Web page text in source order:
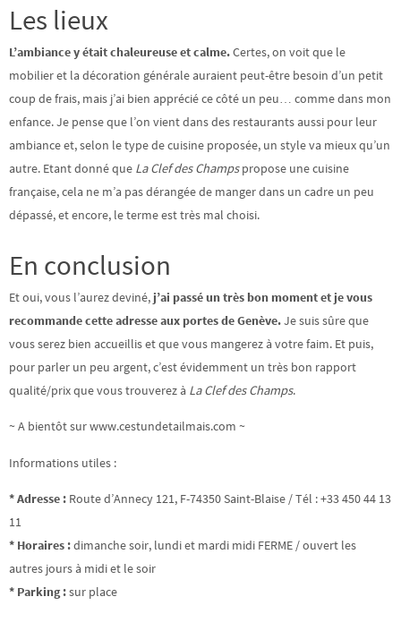
Les lieux
L’ambiance y était chaleureuse et calme.Certes, on voit que le
mobilier et la décoration générale auraient peut-être besoin d’un petit
coup de frais, mais j’ai bien apprécié ce côté un peu… comme dans mon
enfance. Je pense que l’on vient dans des restaurants aussi pour leur
ambiance et, selon le type de cuisine proposée, un style va mieux qu’un
autre. Etant donné que La Clef des Champspropose une cuisine
française, cela ne m’a pas dérangée de manger dans un cadre un peu
dépassé, et encore, le terme est très mal choisi.
En conclusion
Et oui, vous l’aurez deviné, j’ai passé un très bon moment et je vous
recommande cette adresse aux portes de Genève.Je suis sûre que
vous serez bien accueillis et que vous mangerez à votre faim. Et puis,
pour parler un peu argent, c’est évidemment un très bon rapport
qualité/prix que vous trouverez à La Clef des Champs.
~ A bientôt sur www.cestundetailmais.com ~
Informations utiles :
* Adresse : Route d’Annecy 121, F-74350 Saint-Blaise / Tél : +33 450 44 13
11
* Horaires :dimanche soir, lundi et mardi midi FERME / ouvert les
autres jours à midi et le soir
* Parking :sur place